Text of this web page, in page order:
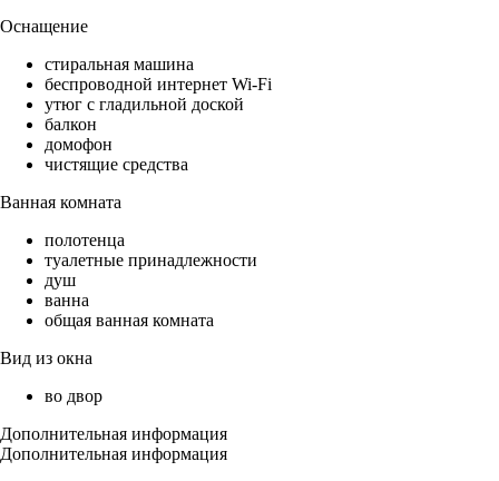
Оснащение
стиральная машина
беспроводной интернет Wi-Fi
утюг с гладильной доской
балкон
домофон
чистящие средства
Ванная комната
полотенца
туалетные принадлежности
душ
ванна
общая ванная комната
Вид из окна
во двор
Дополнительная информация
Дополнительная информация